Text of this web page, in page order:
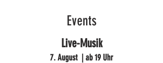
Events
Live-Musik
7. August | ab 19 Uhr